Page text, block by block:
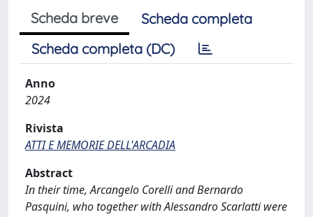
Scheda breve
Scheda completa
Scheda completa (DC)
Anno
2024
Rivista
ATTI E MEMORIE DELL'ARCADIA
Abstract
In their time, Arcangelo Corelli and Bernardo
Pasquini, who together with Alessandro Scarlatti were